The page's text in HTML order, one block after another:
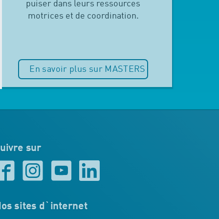
puiser dans leurs ressources
motrices et de coordination.
En savoir plus sur MASTERS
sur
sites d`internet